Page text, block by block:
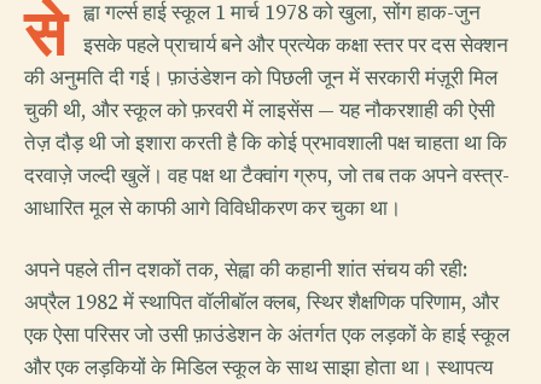
से ह्वा गर्ल्स हाई स्कूल 1 मार्च 1978 को खुला, सोंग हाक-जुन
इसके पहले प्राचार्य बने और प्रत्येक कक्षा स्तर पर दस सेक्शन
की अनुमति दी गई। फ़ाउंडेशन को पिछली जून में सरकारी मंज़ूरी मिल
चुकी थी, और स्कूल को फ़रवरी में लाइसेंस — यह नौकरशाही की ऐसी
तेज़ दौड़ थी जो इशारा करती है कि कोई प्रभावशाली पक्ष चाहता था कि
दरवाज़े जल्दी खुलें। वह पक्ष था टैक्वांग ग्रुप, जो तब तक अपने वस्त्र-
आधारित मूल से काफी आगे विविधीकरण कर चुका था।
अपने पहले तीन दशकों तक, सेह्वा की कहानी शांत संचय की रही:
अप्रैल 1982 में स्थापित वॉलीबॉल क्लब, स्थिर शैक्षणिक परिणाम, और
एक ऐसा परिसर जो उसी फ़ाउंडेशन के अंतर्गत एक लड़कों के हाई स्कूल
और एक लड़कियों के मिडिल स्कूल के साथ साझा होता था। स्थापत्य